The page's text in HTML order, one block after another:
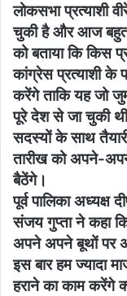
लोकसभा प्रत्याशी
चुकी है और आज बहुत
को बताया कि किस
कांग्रेस प्रत्याशी
करेंगे ताकि यह जो
पूरे देश से जा चुकी
सदस्यों के साथ
तारीख को अपने-
बैठेंगे।
पूर्व पालिका अध्यक्ष
संजय गुप्ता ने कहा
अपने अपने बूथों पर
इस बार हम ज्यादा
हराने का काम करेंगे